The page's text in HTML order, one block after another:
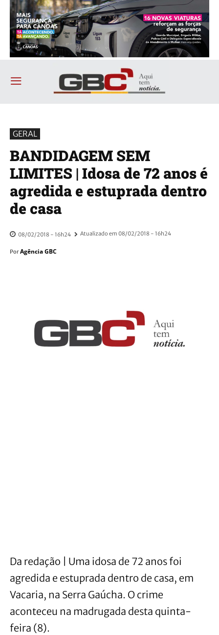
GERAL
BANDIDAGEM SEM
LIMITES | Idosa de 72 anos é
agredida e estuprada dentro
de casa
08/02/2018 - 16h24 Atualizado em 08/02/2018 - 16h24
Por Agência GBC
Da redação | Uma idosa de 72 anos foi
agredida e estuprada dentro de casa, em
Vacaria, na Serra Gaúcha. O crime
aconteceu na madrugada desta quinta-
feira (8).